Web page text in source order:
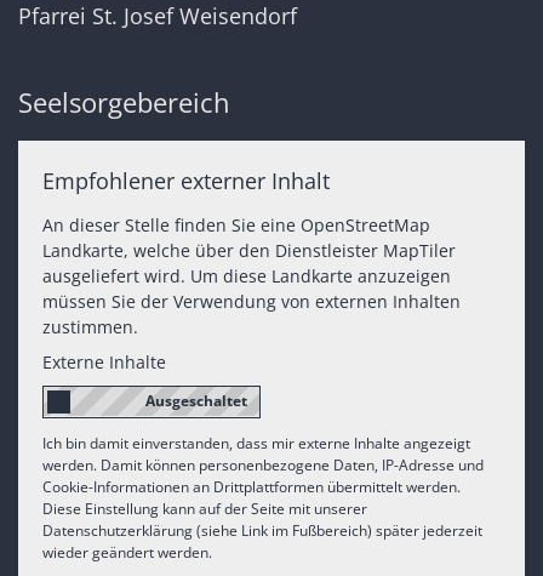
Pfarrei St. Josef Weisendorf
Seelsorgebereich
Empfohlener externer Inhalt
An dieser Stelle finden Sie eine OpenStreetMap
Landkarte, welche über den Dienstleister MapTiler
ausgeliefert wird. Um diese Landkarte anzuzeigen
müssen Sie der Verwendung von externen Inhalten
zustimmen.
Externe Inhalte
Ich bin damit einverstanden, dass mir externe Inhalte angezeigt
werden. Damit können personenbezogene Daten, IP-Adresse und
Cookie-Informationen an Drittplattformen übermittelt werden.
Diese Einstellung kann auf der Seite mit unserer
Datenschutzerklärung (siehe Link im Fußbereich) später jederzeit
wieder geändert werden.